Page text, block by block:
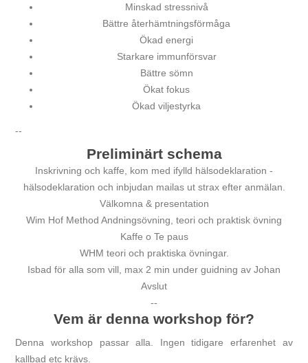
Minskad stressnivå
Bättre återhämtningsförmåga
Ökad energi
Starkare immunförsvar
Bättre sömn
Ökat fokus
Ökad viljestyrka
--
Preliminärt schema
Inskrivning och kaffe, kom med ifylld hälsodeklaration -
hälsodeklaration och inbjudan mailas ut strax efter anmälan.
Välkomna & presentation
Wim Hof Method Andningsövning, teori och praktisk övning
Kaffe o Te paus
WHM teori och praktiska övningar.
Isbad för alla som vill, max 2 min under guidning av Johan
Avslut
--
Vem är denna workshop för?
Denna workshop passar alla. Ingen tidigare erfarenhet av
kallbad etc krävs.